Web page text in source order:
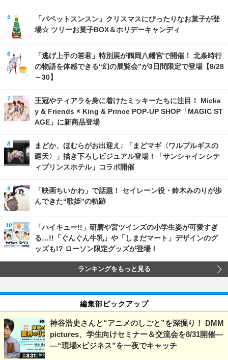
「パペットスンスン」クリスマスにぴったりなお菓子が登
場☆ ツリーお菓子BOX＆ホリデーキャンディ
「逃げ上手の若君」特別展が鶴岡八幡宮で開催！ 北条時行
の物語を体感できる“幻の展覧会”が3日間限定で登場【8/28
～30】
王冠やティアラを身に着けたミッキーたちに注目！ Micke
y & Friends × King & Prince POP-UP SHOP「MAGIC ST
AGE」に新商品登場
まどか、ほむらがお出迎え♪ 「まどマギ〈ワルプルギスの
廻天〉」描き下ろしビジュアル登場！「サンシャインシテ
ィプリンスホテル」コラボ開催
「映画ちいかわ」で話題！ セイレーン役・鈴木みのりが歩
んできた“歌姫”の軌跡
「ハイキュー!!」研磨や宮ツインズの小学生姿が可愛すぎ
る…!!「ぐんぐん牛乳」や「しまだマート」デザインのグ
ッズも!? ローソン限定グッズが登場！
ランキングをもっと見る
編集部ピックアップ
神谷浩史さんと“アニメのしごと”を深掘り！ DMM
pictures、学生向けセミナー＆交流会を8/31開催―
―“現場×ビジネス”を一夜でキャッチ